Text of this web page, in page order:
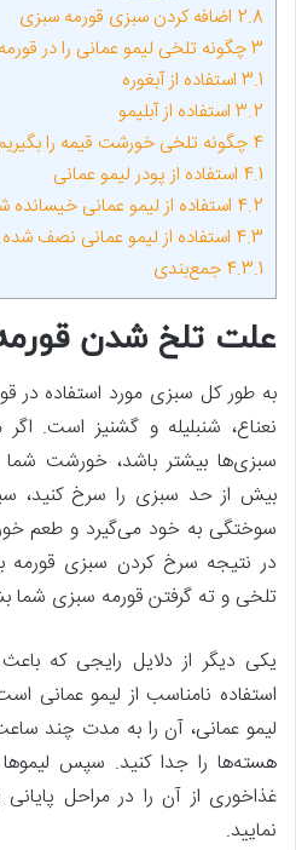
2.8 اضافه کردن سبزی قورمه سبزی
3چگونه تلخی لیمو عمانی را در
3.1 استفاده از آبغوره
3.2 استفاده از آبلیمو
4 چگونه تلخی خورشت قیمه را
4.1 استفاده از پودر لیمو عمانی
4.2 استفاده از لیمو عمانی خیسانده
4.3 استفاده از لیمو عمانی نصف شده
4.3.1 جمع‌بندی
علت تلخ شدن
به طور کل سبزی مورد استفاده در
نعناع، شنبلیله و گشنیز است.
سبزی‌ها بیشتر باشد، خورشت
بیش از حد سبزی را سرخ کنید،
سوختگی به خود می‌گیرد و طعم
در نتیجه سرخ کردن سبزی قورمه
تلخی و ته گرفتن قورمه سبزی شما
یکی دیگر از دلایل رایجی که
استفاده نامناسب از لیمو عمانی
لیمو عمانی، آن را به مدت چند
هسته‌ها را جدا کنید. سپس
غذاخوری از آن را در مراحل
نمایید.